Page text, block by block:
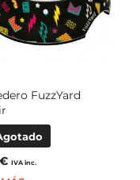
FuzzYard
€ IVA inc.